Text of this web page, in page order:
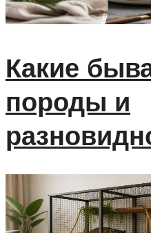
Какие
породы и